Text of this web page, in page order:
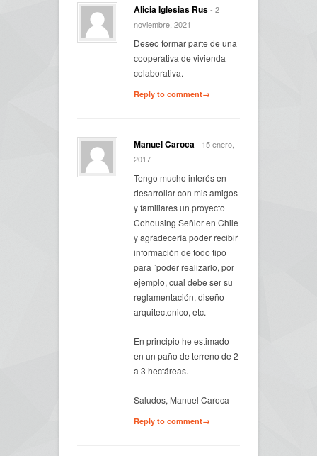
Alicia Iglesias Rus- 2
noviembre, 2021
Deseo formar parte de una
cooperativa de vivienda
colaborativa.
Reply to comment→
Manuel Caroca - 15 enero,
2017
Tengo mucho interés en
desarrollar con mis amigos
y familiares un proyecto
Cohousing Señior en Chile
y agradecería poder recibir
información de todo tipo
para ´poder realizarlo, por
ejemplo, cual debe ser su
reglamentación, diseño
arquitectonico, etc.
En principio he estimado
en un paño de terreno de 2
a 3 hectáreas.
Saludos, Manuel Caroca
Reply to comment→